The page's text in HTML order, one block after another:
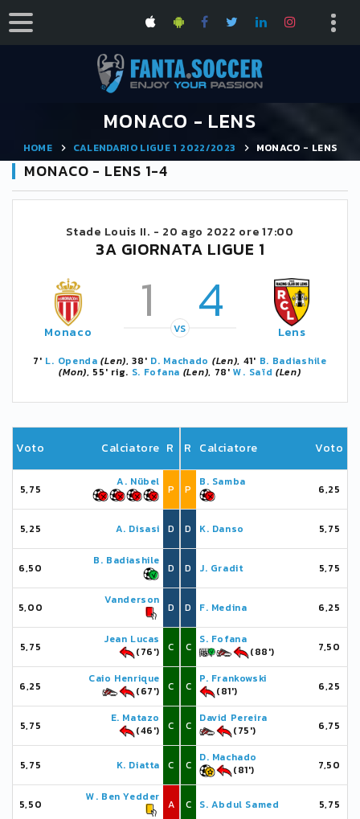
MONACO - LENS
HOME CALENDARIO LIGUE 1 2022/2023 MONACO - LENS
MONACO - LENS 1-4
Stade Louis II. - 20 ago 2022 ore 17:00
3A GIORNATA LIGUE 1
Monaco 1 4
VS Lens
7' L. Openda (Len), 38' D. Machado (Len), 41' B. Badiashile
(Mon), 55' rig. S. Fofana (Len), 78'W. Saïd (Len)
Voto Calciatore R
5,75
A. Nübel
P
5,25 A. Disasi D
6,50
B. Badiashile
D
5,00
Vanderson
D
5,75
Jean Lucas
(76')
C
6,25
Caio Henrique
(67')
C
5,75
E. Matazo
(46')
C
5,75 K. Diatta C
5,50
W. Ben Yedder
A
R Calciatore Voto
P
B. Samba
6,25
D K. Danso 5,75
D J. Gradit 5,75
D F. Medina 6,25
C
S. Fofana
(88')
7,50
C
P. Frankowski
(81')
6,25
C
David Pereira
(75')
6,75
C
D. Machado
(81')
7,50
C S. Abdul Samed 5,75